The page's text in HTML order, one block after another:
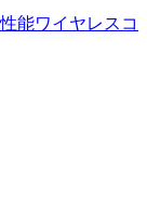
能ワイヤレスコ